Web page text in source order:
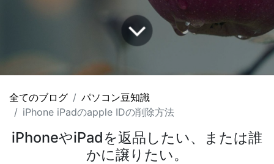
全てのブログ
パソコン豆知識
iPhone iPadのapple IDの削除方法
iPhoneやiPadを返品したい、または誰
かに譲りたい。